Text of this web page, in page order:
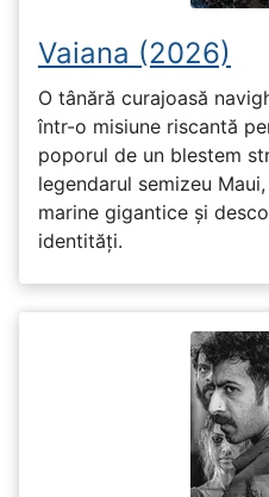
Vaiana (2026)
O tânără curajoasă
într-o misiune riscantă
poporul de un blestem
legendarul semizeu
marine gigantice și
identități.